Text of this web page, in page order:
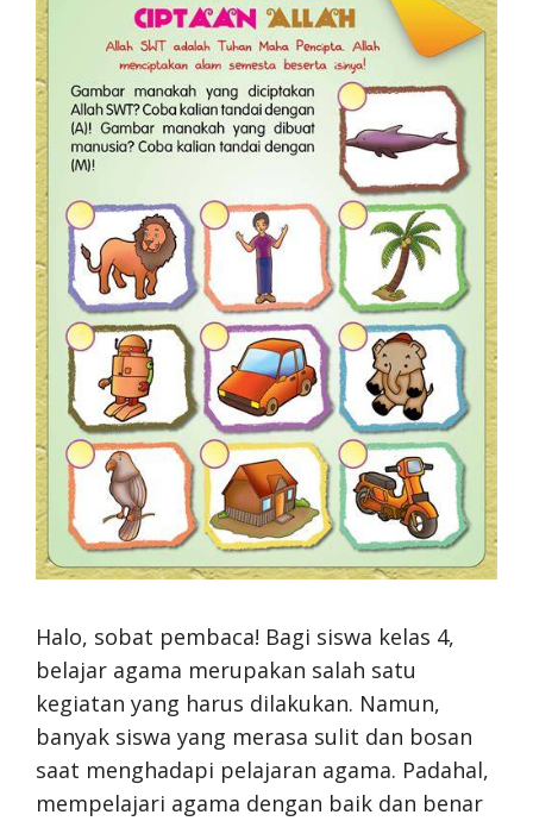
Halo, sobat pembaca! Bagi siswa kelas 4,
belajar agama merupakan salah satu
kegiatan yang harus dilakukan. Namun,
banyak siswa yang merasa sulit dan bosan
saat menghadapi pelajaran agama. Padahal,
mempelajari agama dengan baik dan benar